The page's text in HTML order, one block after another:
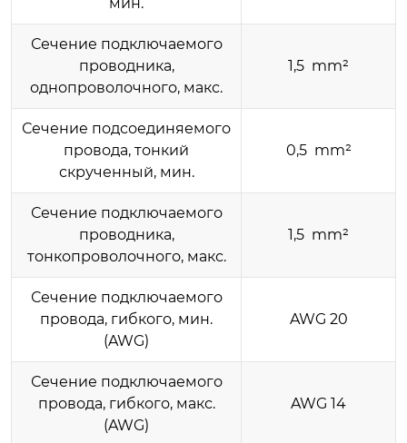
Сечение подключаемого
проводника,
однопроволочного, макс.
1,5 mm²
Сечение подсоединяемого
провода, тонкий
скрученный, мин.
0,5 mm²
Сечение подключаемого
проводника,
тонкопроволочного, макс.
1,5 mm²
Сечение подключаемого
провода, гибкого, мин.
(AWG)
AWG 20
Сечение подключаемого
провода, гибкого, макс.
(AWG)
AWG 14